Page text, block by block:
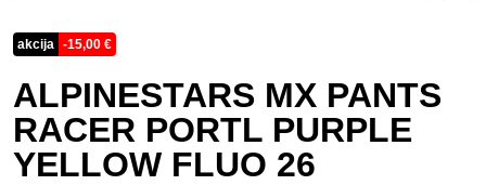
akcija -15,00 €
ALPINESTARS MX PANTS
RACER PORTL PURPLE
YELLOW FLUO 26